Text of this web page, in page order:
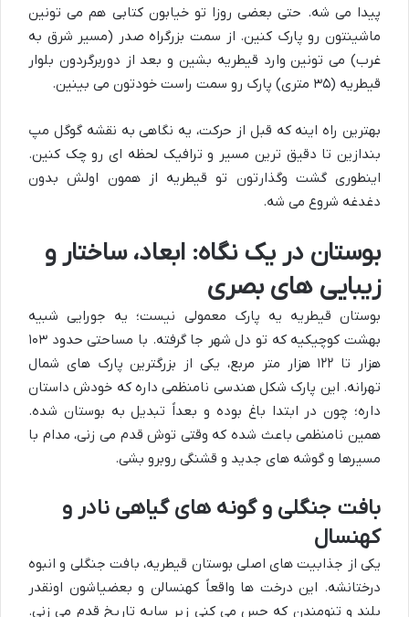
پیدا می شه. حتی بعضی روزا تو خیابون کتابی هم می تونین
ماشینتون رو پارک کنین. از سمت بزرگراه صدر (مسیر شرق به
غرب) می تونین وارد قیطریه بشین و بعد از دوربرگردون بلوار
قیطریه (۳۵ متری) پارک رو سمت راست خودتون می بینین.
بهترین راه اینه که قبل از حرکت، یه نگاهی به نقشه گوگل مپ
بندازین تا دقیق ترین مسیر و ترافیک لحظه ای رو چک کنین.
اینطوری گشت وگذارتون تو قیطریه از همون اولش بدون
دغدغه شروع می شه.
بوستان در یک نگاه: ابعاد، ساختار و
زیبایی های بصری
بوستان قیطریه یه پارک معمولی نیست؛ یه جورایی شبیه
بهشت کوچیکیه که تو دل شهر جا گرفته. با مساحتی حدود ۱۰۳
هزار تا ۱۲۲ هزار متر مربع، یکی از بزرگترین پارک های شمال
تهرانه. این پارک شکل هندسی نامنظمی داره که خودش داستان
داره؛ چون در ابتدا باغ بوده و بعداً تبدیل به بوستان شده.
همین نامنظمی باعث شده که وقتی توش قدم می زنی، مدام با
مسیرها و گوشه های جدید و قشنگی روبرو بشی.
بافت جنگلی و گونه های گیاهی نادر و
کهنسال
یکی از جذابیت های اصلی بوستان قیطریه، بافت جنگلی و انبوه
درختانشه. این درخت ها واقعاً کهنسالن و بعضیاشون اونقدر
بلند و تنومندن که حس می کنی زیر سایه تاریخ قدم می زنی.